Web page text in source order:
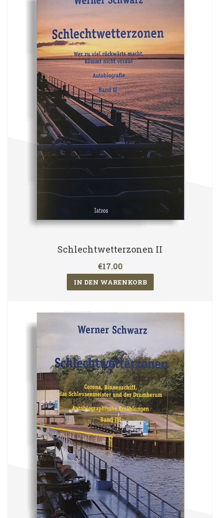
Schlechtwetterzonen II
€17.00
IN DEN WARENKORB